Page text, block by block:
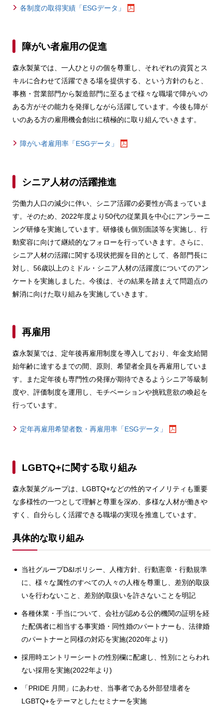
各制度の取得実績「ESGデータ」
障がい者雇用の促進
森永製菓では、一人ひとりの個を尊重し、それぞれの資質とス
キルに合わせて活躍できる場を提供する、という方針のもと、
事務・営業部門から製造部門に至るまで様々な職場で障がいの
ある方がその能力を発揮しながら活躍しています。今後も障が
いのある方の雇用機会創出に積極的に取り組んでいきます。
障がい者雇用率「ESGデータ」
シニア人材の活躍推進
労働力人口の減少に伴い、シニア活躍の必要性が高まっていま
す。そのため、2022年度より50代の従業員を中心にアンラーニ
ング研修を実施しています。研修後も個別面談等を実施し、行
動変容に向けて継続的なフォローを行っていきます。さらに、
シニア人材の活躍に関する現状把握を目的として、各部門長に
対し、56歳以上のミドル・シニア人材の活躍度についてのアン
ケートを実施しました。今後は、その結果を踏まえて問題点の
解消に向けた取り組みを実施していきます。
再雇用
森永製菓では、定年後再雇用制度を導入しており、年金支給開
始年齢に達するまでの間、原則、希望者全員を再雇用していま
す。また定年後も専門性の発揮が期待できるようシニア等級制
度や、評価制度を運用し、モチベーションや挑戦意欲の喚起を
行っています。
定年再雇用希望者数・再雇用率「ESGデータ」
LGBTQ+に関する取り組み
森永製菓グループは、LGBTQ+などの性的マイノリティも重要
な多様性の一つとして理解と尊重を深め、多様な人材が働きや
すく、自分らしく活躍できる職場の実現を推進しています。
具体的な取り組み
当社グループD&Iポリシー、人権方針、行動憲章・行動規準
に、様々な属性のすべての人々の人権を尊重し、差別的取扱
いを行わないこと、差別的取扱いを許さないことを明記
各種休業・手当について、会社が認める公的機関の証明を経
た配偶者に相当する事実婚・同性婚のパートナーも、法律婚
のパートナーと同様の対応を実施(2020年より)
採用時エントリーシートの性別欄に配慮し、性別にとらわれ
ない採用を実施(2022年より)
「PRIDE 月間」にあわせ、当事者である外部登壇者を
LGBTQ+をテーマとしたセミナーを実施